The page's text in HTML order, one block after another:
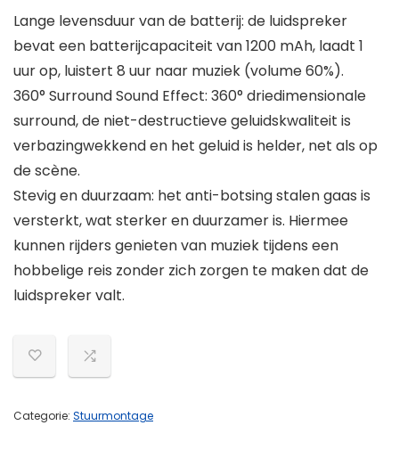
Lange levensduur van de batterij: de luidspreker
bevat een batterijcapaciteit van 1200 mAh, laadt 1
uur op, luistert 8 uur naar muziek (volume 60%).
360° Surround Sound Effect: 360° driedimensionale
surround, de niet-destructieve geluidskwaliteit is
verbazingwekkend en het geluid is helder, net als op
de scène.
Stevig en duurzaam: het anti-botsing stalen gaas is
versterkt, wat sterker en duurzamer is. Hiermee
kunnen rijders genieten van muziek tijdens een
hobbelige reis zonder zich zorgen te maken dat de
luidspreker valt.
Categorie: Stuurmontage